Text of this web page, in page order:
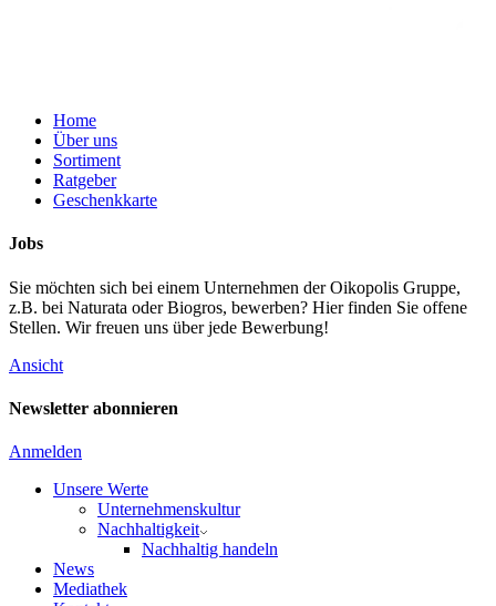
Home
Über uns
Sortiment
Ratgeber
Geschenkkarte
Jobs
Sie möchten sich bei einem Unternehmen der Oikopolis Gruppe,
z.B. bei Naturata oder Biogros, bewerben? Hier finden Sie offene
Stellen. Wir freuen uns über jede Bewerbung!
Ansicht
Newsletter abonnieren
Anmelden
Unsere Werte
Unternehmenskultur
Nachhaltigkeit
Nachhaltig handeln
News
Mediathek